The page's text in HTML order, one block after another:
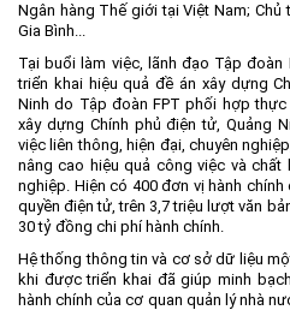
Quản lý và vận hành dự án đầu
Đất đai
Đầu tư
Khu CNC Hòa Lạc
Lao động
Môi trường
Quy hoạch - Xây dựng
Công nghệ và Sản phẩm
Tuyển dụng
Công khai ngân sách
FAQs
Liên hệ - Liên kết
Liên kết
Liên hệ
Ngân hàng Thế giới tại Việt Nam;
Gia Bình...
Tại buổi làm việc, lãnh đạo Tập
triển khai hiệu quả đề án xây dựng
Ninh do Tập đoàn FPT phối hợp
xây dựng Chính phủ điện tử, Quảng
việc liên thông, hiện đại, chuyên
nâng cao hiệu quả công việc và
nghiệp. Hiện có 400 đơn vị hành
quyền điện tử, trên 3,7 triệu lượt văn
30 tỷ đồng chi phí hành chính.
Hệ thống thông tin và cơ sở dữ liệu
khi được triển khai đã giúp minh
hành chính của cơ quan quản lý nhà